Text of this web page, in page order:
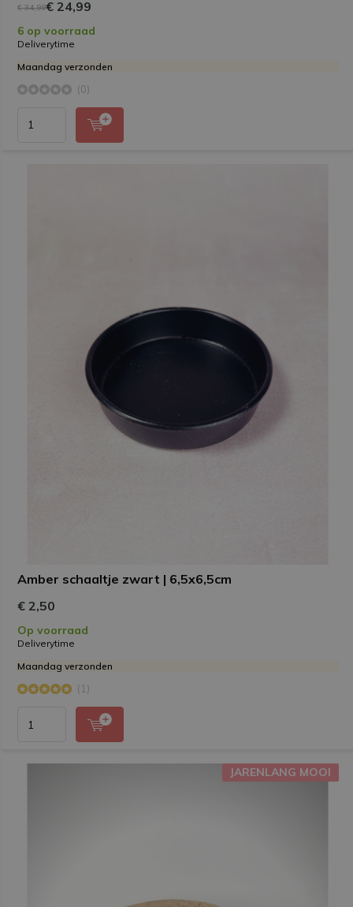
€ 34,99€ 24,99
6 op voorraad
Deliverytime
Maandag verzonden
(0)
Amber schaaltje zwart | 6,5x6,5cm
€ 2,50
Op voorraad
Deliverytime
Maandag verzonden
(1)
JARENLANG MOOI